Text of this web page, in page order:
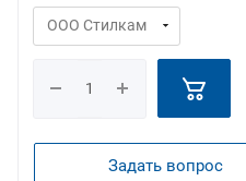
Задать вопрос